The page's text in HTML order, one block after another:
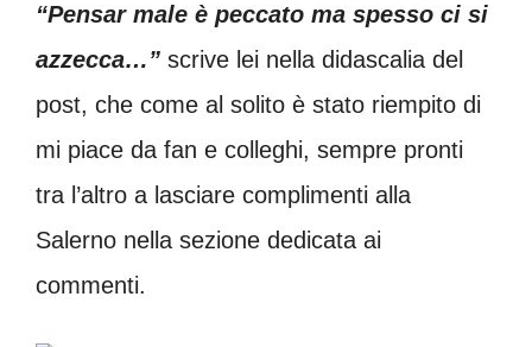
“Pensar male è peccato ma spesso ci si
azzecca…” scrive lei nella didascalia del
post, che come al solito è stato riempito di
mi piace da fan e colleghi, sempre pronti
tra l’altro a lasciare complimenti alla
Salerno nella sezione dedicata ai
commenti.